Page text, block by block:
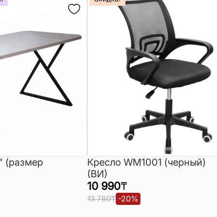
(размер
Кресло WM1001 (черный)
(ВИ)
10 990₸
13 780₸ -20%